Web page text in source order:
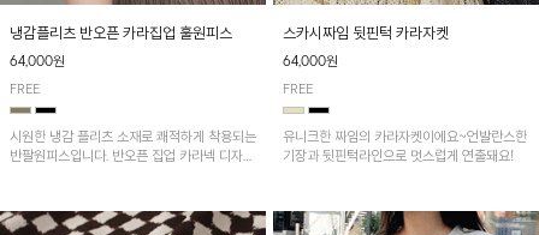
냉감플리츠 반오픈 카라집업 훌원피스
64,000원
FREE
시원한 냉감 플리츠 소재로 쾌적하게 착용되는
반팔원피스입니다. 반오픈 집업 카라넥 디자인
줘요~
스카시짜임 뒷핀턱 카라자켓
64,000원
FREE
유니크한 짜임의 카라자켓이에요~언발란스한
기장과 뒷핀턱라인으로 멋스럽게 연출돼요!